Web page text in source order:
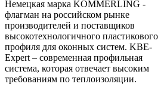
Немецкая марка KOMMERLING -
флагман на российском рынке
производителей и поставщиков
высокотехнологичного пластикового
профиля для оконных систем. KBЕ-
Expert – современная профильная
система, которая отвечает высоким
требованиям по теплоизоляции.